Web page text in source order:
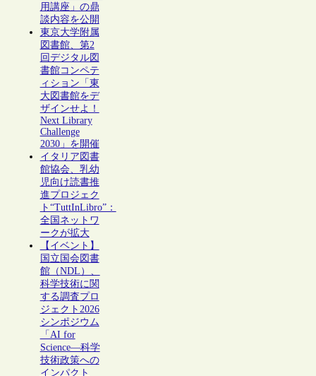
用講座」の鼎
談内容を公開
東京大学附属
図書館、第2
回デジタル図
書館コンペテ
ィション「東
大図書館をデ
ザインせよ！
Next Library
Challenge
2030」を開催
イタリア図書
館協会、乳幼
児向け読書推
進プロジェク
ト“TuttInLibro”：
全国ネットワ
ークが拡大
【イベント】
国立国会図書
館（NDL）、
科学技術に関
する調査プロ
ジェクト2026
シンポジウム
「AI for
Science―科学
技術政策への
インパクト